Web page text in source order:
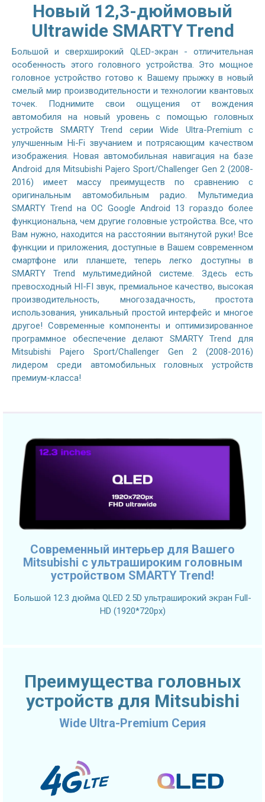
Новый 12,3-дюймовый
Ultrawide SMARTY Trend
Большой и сверхширокий QLED-экран - отличительная
особенность этого головного устройства. Это мощное
головное устройство готово к Вашему прыжку в новый
смелый мир производительности и технологии квантовых
точек. Поднимите свои ощущения от вождения
автомобиля на новый уровень с помощью головных
устройств SMARTY Trend серии Wide Ultra-Premium с
улучшенным Hi-Fi звучанием и потрясающим качеством
изображения. Новая автомобильная навигация на базе
Android для Mitsubishi Pajero Sport/Challenger Gen 2 (2008-
2016) имеет массу преимуществ по сравнению с
оригинальным автомобильным радио. Мультимедиа
SMARTY Trend на ОС Google Android 13 гораздо более
функциональна, чем другие головные устройства. Все, что
Вам нужно, находится на расстоянии вытянутой руки! Все
функции и приложения, доступные в Вашем современном
смартфоне или планшете, теперь легко доступны в
SMARTY Trend мультимедийной системе. Здесь есть
превосходный HI-FI звук, премиальное качество, высокая
производительность, многозадачность, простота
использования, уникальный простой интерфейс и многое
другое! Современные компоненты и оптимизированное
программное обеспечение делают SMARTY Trend для
Mitsubishi Pajero Sport/Challenger Gen 2 (2008-2016)
лидером среди автомобильных головных устройств
премиум-класса!
Современный интерьер для Вашего
Mitsubishi с ультрашироким головным
устройством SMARTY Trend!
Большой 12.3 дюйма QLED 2.5D ультраширокий экран Full-
HD (1920*720px)
Преимущества головных
устройств для Mitsubishi
Wide Ultra-Premium Серия